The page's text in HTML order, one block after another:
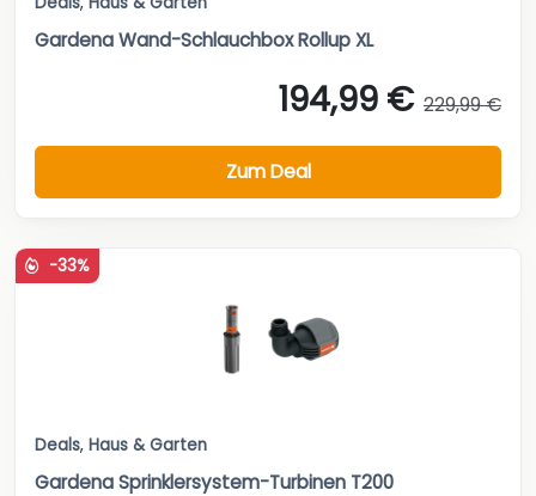
Gardena Wand-Schlauchbox Rollup XL
194,99 € 229,99 €
Zum Deal
-33%
Deals, Haus & Garten
Gardena Sprinklersystem-Turbinen T200